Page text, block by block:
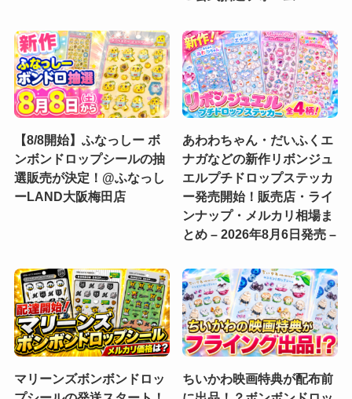
【8/8開始】ふなっしー ボ
ンボンドロップシールの抽
選販売が決定！@ふなっし
ーLAND大阪梅田店
あわわちゃん・だいふくエ
ナガなどの新作リボンジュ
エルプチドロップステッカ
ー発売開始！販売店・ライ
ンナップ・メルカリ相場ま
とめ – 2026年8月6日発売 –
マリーンズボンボンドロッ
ちいかわ映画特典が配布前